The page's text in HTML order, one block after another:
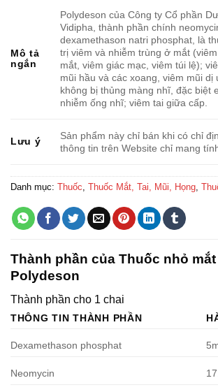
Mô tả
ngắn
Polydeson của Công ty Cổ phần
Vidipha, thành phần chính
dexamethason natri phosphat, là
trị viêm và nhiễm trùng ở mắt
mắt, viêm giác mạc, viêm túi lệ);
mũi hầu và các xoang, viêm mũi dị
không bị thủng màng nhĩ, đặc biệt
nhiễm ống nhĩ; viêm tai giữa cấp.
Lưu ý
Sản phẩm này chỉ bán khi có chỉ
thông tin trên Website chỉ mang
Danh mục: Thuốc Thuốc Mắt, Tai, Mũi, Họng
Thành phần của Thuốc nhỏ
Polydeson
Thành phần cho 1 chai
THÔNG TIN THÀNH PHẦN
Dexamethason phosphat
Neomycin